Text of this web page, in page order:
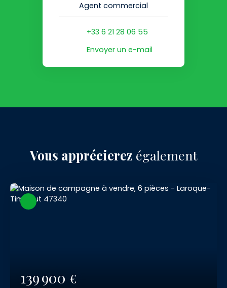
Agent commercial
+33 6 21 28 06 55
Envoyer un e-mail
Vous apprécierez également
139 900 €